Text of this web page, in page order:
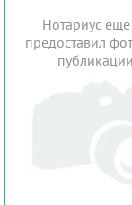
Нотариус
предоставил